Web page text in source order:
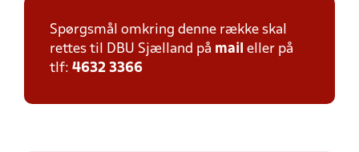
Spørgsmål omkring denne række skal
rettes til DBU Sjælland på mail eller på
tlf: 4632 3366